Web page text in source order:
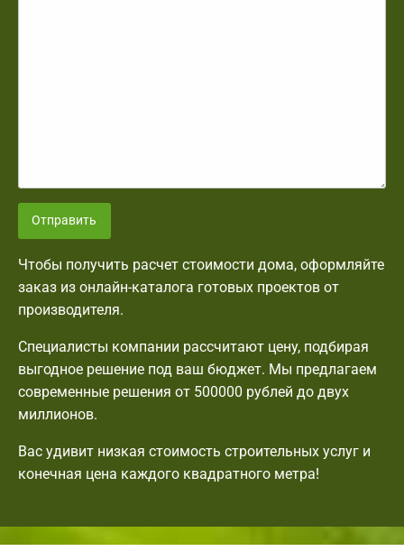
Отправить
Чтобы получить расчет стоимости дома, оформляйте
заказ из онлайн-каталога готовых проектов от
производителя.
Специалисты компании рассчитают цену, подбирая
выгодное решение под ваш бюджет. Мы предлагаем
современные решения от 500000 рублей до двух
миллионов.
Вас удивит низкая стоимость строительных услуг и
конечная цена каждого квадратного метра!